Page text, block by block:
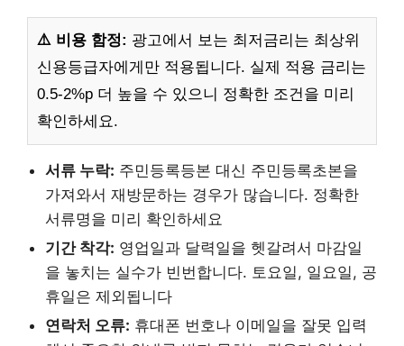
⚠️ 비용 함정: 광고에서 보는 최저금리는 최상위
신용등급자에게만 적용됩니다. 실제 적용 금리는
0.5-2%p 더 높을 수 있으니 정확한 조건을 미리
확인하세요.
서류 누락: 주민등록등본 대신 주민등록초본을
가져와서 재방문하는 경우가 많습니다. 정확한
서류명을 미리 확인하세요
기간 착각: 영업일과 달력일을 헷갈려서 마감일
을 놓치는 실수가 빈번합니다. 토요일, 일요일, 공
휴일은 제외됩니다
연락처 오류: 휴대폰 번호나 이메일을 잘못 입력